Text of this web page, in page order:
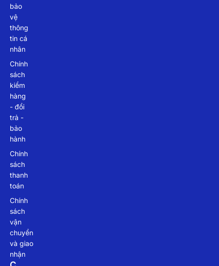
bảo
vệ
thông
tin cá
nhân
Chính
sách
kiểm
hàng
- đổi
trả -
bảo
hành
Chính
sách
thanh
toán
Chính
sách
vận
chuyển
và giao
nhận